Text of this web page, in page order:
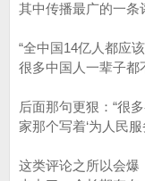
其中传播最广的一条
“全中国14亿人都应
很多中国人一辈子都
后面那句更狠：“很
家那个写着‘为人民服
这类评论之所以会爆